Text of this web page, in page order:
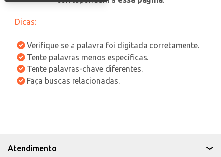
Dicas:
Verifique se a palavra foi digitada corretamente.
Tente palavras menos específicas.
Tente palavras-chave diferentes.
Faça buscas relacionadas.
Atendimento